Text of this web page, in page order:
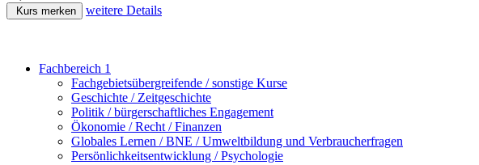
Kurs merken weitere Details
Fachbereich 1
Fachgebietsübergreifende / sonstige Kurse
Geschichte / Zeitgeschichte
Politik / bürgerschaftliches Engagement
Ökonomie / Recht / Finanzen
Globales Lernen / BNE / Umweltbildung und Verbraucherfragen
Persönlichkeitsentwicklung / Psychologie